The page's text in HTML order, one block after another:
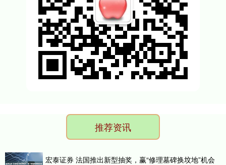
推荐资讯
宏泰证券 法国推出新型抽奖，赢“修理墓碑换坟地”机会